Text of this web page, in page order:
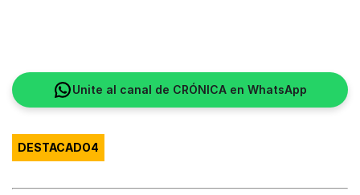
Unite al canal de CRÓNICA en WhatsApp
DESTACADO4